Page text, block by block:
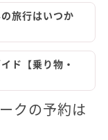
旅行はいつか
ド【乗り物・
クの予約は